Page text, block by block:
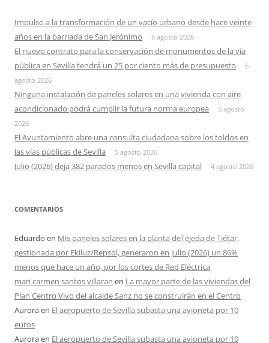
Impulso a la transformación de un vacío urbano desde hace veinte
años en la barriada de San Jerónimo
6 agosto 2026
El nuevo contrato para la conservación de monumentos de la vía
pública en Sevilla tendrá un 25 por ciento más de presupuesto
6
agosto 2026
Ninguna instalación de paneles solares en una vivienda con aire
acondicionado podrá cumplir la futura norma europea
5 agosto
2026
El Ayuntamiento abre una consulta ciudadana sobre los toldos en
las vías públicas de Sevilla
5 agosto 2026
Julio (2026) deja 382 parados menos en Sevilla capital 4 agosto 2026
COMENTARIOS
Eduardo en Mis paneles solares en la planta deTejeda de Tiétar,
gestionada por Ekiluz/Repsol, generaron en julio (2026) un 86%
menos que hace un año, por los cortes de Red Eléctrica
mari carmen santos villaran en La mayor parte de las viviendas del
Plan Centro Vivo del alcalde Sanz no se construirán en el Centro
Auroraen El aeropuerto de Sevilla subasta una avioneta por 10
euros
Auroraen El aeropuerto de Sevilla subasta una avioneta por 10